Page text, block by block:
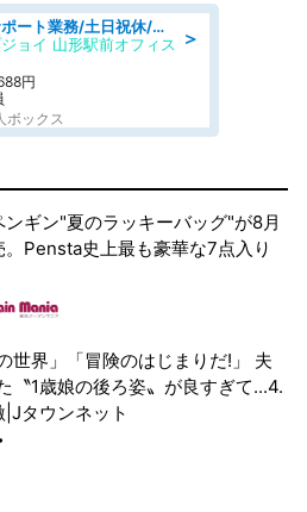
＞
工場内での人事サポート業務/土日祝休/簡単/未経験歓迎/交通費支給/社員登用実績
ョイ 山形駅前オフィス
円
ボックス
ギン"夏のラッキーバッグ"が8月
。Pensta史上最も豪華な7点入り
世界」「冒険のはじまりだ!」 夫
〝1歳娘の後ろ姿〟が良すぎて...4.
|Jタウンネット